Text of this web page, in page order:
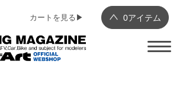
0アイテム
カートを見る▶︎